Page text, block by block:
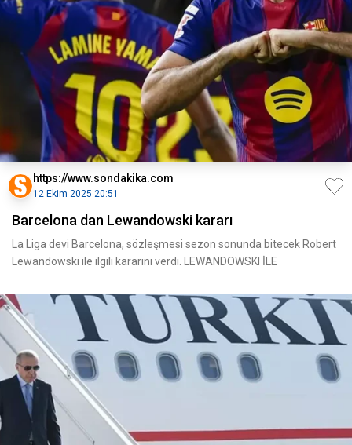
https://www.sondakika.com
12 Ekim 2025 20:51
Barcelona dan Lewandowski kararı
La Liga devi Barcelona, sözleşmesi sezon sonunda bitecek Robert
Lewandowski ile ilgili kararını verdi. LEWANDOWSKI İLE